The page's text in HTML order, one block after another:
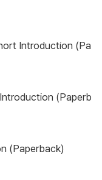
Introduction (Pa
(Paperb
(Paperback)